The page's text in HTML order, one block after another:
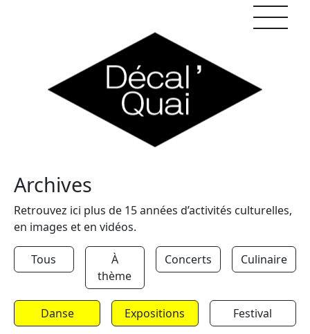
Archives
Retrouvez ici plus de 15 années d’activités culturelles,
en images et en vidéos.
Tous
À
thème
Concerts Culinaire
Danse Expositions Festival